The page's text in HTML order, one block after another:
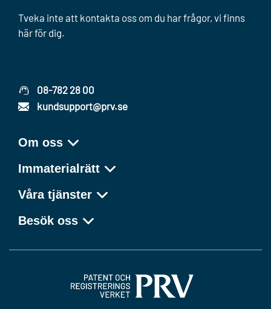
Tveka inte att kontakta oss om du har frågor, vi finns
här för dig.
08-782 28 00
kundsupport@prv.se
Om oss
Immaterialrätt
Våra tjänster
Besök oss